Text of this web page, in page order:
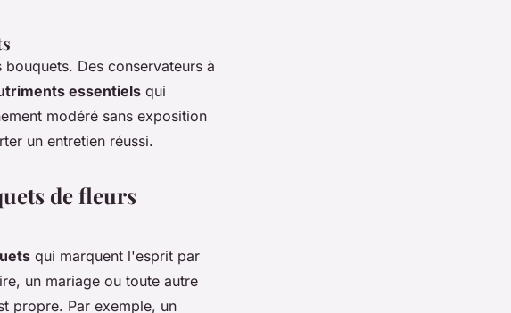
Des conservateurs à
essentiels qui
modéré sans exposition
un entretien réussi.
de fleurs
qui marquent l'esprit par
un mariage ou toute autre
propre. Par exemple, un